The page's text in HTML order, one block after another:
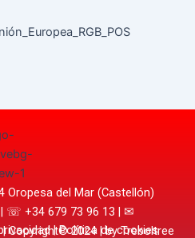
Oropesa del Mar (Castellón)
| ☏ +34 679 73 96 13 | ✉
| Copyright© 2024 | by Treboltree
|Política de cookies